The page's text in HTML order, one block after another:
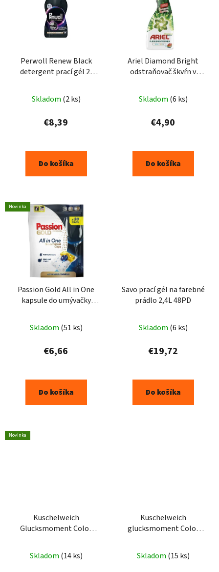
Perwoll Renew Black
detergent prací gél 2l
Skladom (2 ks)
€8,39
Do košíka
Ariel Diamond Bright
odstraňovač škvŕn v
Skladom (6 ks)
€4,90
Do košíka
Novinka
Passion Gold All in One
kapsule do umývačky
Skladom (51 ks)
€6,66
Do košíka
Savo prací gél na farebné
prádlo 2,4L 48PD
Skladom (6 ks)
€19,72
Do košíka
Novinka
Kuschelweich
Glucksmoment Color
105PD
Skladom (14 ks)
Kuschelweich
glucksmoment Color
Skladom (15 ks)